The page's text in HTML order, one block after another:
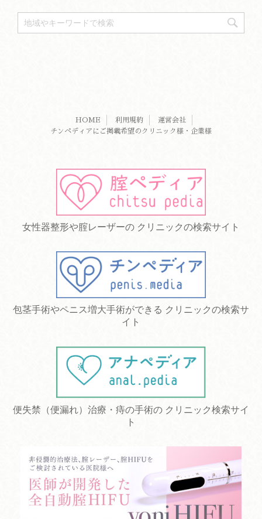
HOME 利用規約
運営会社
チンペディアにご掲載希望のクリニック様・企業様
女性器整形や腟レーザーの クリニックの検索サイト
包茎手術やペニス増大手術ができる クリニックの検索サ
イト
便失禁（便漏れ）治療・痔の手術の クリニック検索サイ
ト